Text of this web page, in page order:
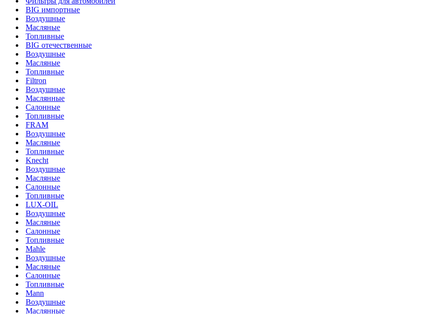
BIG импортные
Воздушные
Масляные
Топливные
BIG отечественные
Воздушные
Масляные
Топливные
Filtron
Воздушные
Маслянные
Салонные
Топливные
FRAM
Воздушные
Масляные
Топливные
Knecht
Воздушные
Масляные
Салонные
Топливные
LUX-OIL
Воздушные
Масляные
Салонные
Топливные
Mahle
Воздушные
Масляные
Салонные
Топливные
Mann
Воздушные
Маслянные